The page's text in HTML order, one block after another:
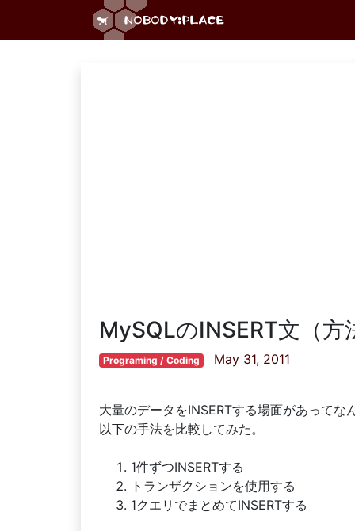
MySQLのINSERT文（
Programing / Coding May 31, 2011
大量のデータをINSERTする場面があって
以下の手法を比較してみた。
1件ずつINSERTする
トランザクションを使用する
1クエリでまとめてINSERTする